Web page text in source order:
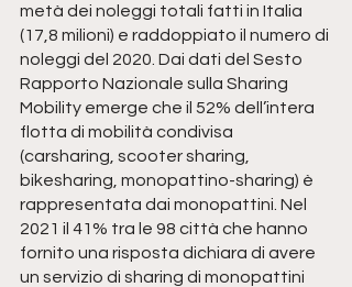
metà dei noleggi totali fatti in Italia
(17,8 milioni) e raddoppiato il numero di
noleggi del 2020. Dai dati del Sesto
Rapporto Nazionale sulla Sharing
Mobility emerge che il 52% dell’intera
flotta di mobilità condivisa
(carsharing, scooter sharing,
bikesharing, monopattino-sharing) è
rappresentata dai monopattini. Nel
2021 il 41% tra le 98 città che hanno
fornito una risposta dichiara di avere
un servizio di sharing di monopattini